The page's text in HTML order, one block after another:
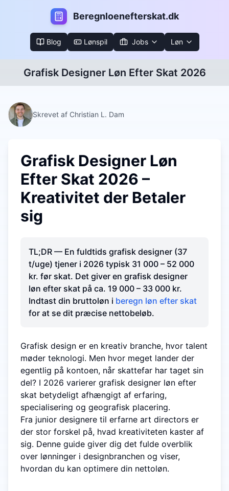
Beregnloenefterskat.dk
Blog Lønspil Jobs Løn
Grafisk Designer Løn Efter Skat 2026
Skrevet af Christian L. Dam
Grafisk Designer Løn
Efter Skat 2026 –
Kreativitet der Betaler
sig
TL;DR — En fuldtids grafisk designer (37
t/uge) tjener i 2026 typisk 31 000 – 52 000
kr. før skat. Det giver en grafisk designer
løn efter skat på ca. 19 000 – 33 000 kr.
Indtast din bruttoløn i beregn løn efter skat
for at se dit præcise nettobeløb.
Grafisk design er en kreativ branche, hvor talent
møder teknologi. Men hvor meget lander der
egentlig på kontoen, når skattefar har taget sin
del? I 2026 varierer grafisk designer løn efter
skat betydeligt afhængigt af erfaring,
specialisering og geografisk placering.
Fra junior designere til erfarne art directors er
der stor forskel på, hvad kreativiteten kaster af
sig. Denne guide giver dig det fulde overblik
over lønninger i designbranchen og viser,
hvordan du kan optimere din nettoløn.